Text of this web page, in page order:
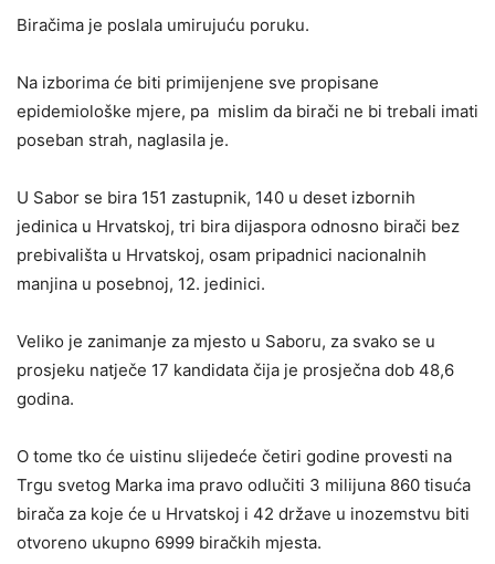
Biračima je poslala umirujuću poruku.
Na izborima će biti primijenjene sve propisane
epidemiološke mjere, pa mislim da birači ne bi trebali imati
poseban strah, naglasila je.
U Sabor se bira 151 zastupnik, 140 u deset izbornih
jedinica u Hrvatskoj, tri bira dijaspora odnosno birači bez
prebivališta u Hrvatskoj, osam pripadnici nacionalnih
manjina u posebnoj, 12. jedinici.
Veliko je zanimanje za mjesto u Saboru, za svako se u
prosjeku natječe 17 kandidata čija je prosječna dob 48,6
godina.
O tome tko će uistinu slijedeće četiri godine provesti na
Trgu svetog Marka ima pravo odlučiti 3 milijuna 860 tisuća
birača za koje će u Hrvatskoj i 42 države u inozemstvu biti
otvoreno ukupno 6999 biračkih mjesta.